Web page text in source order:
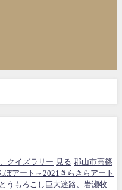
クイズラリー 見る 郡山市高篠
ぼアート～2021きらきらアート
とうもろこし巨大迷路、岩瀬牧